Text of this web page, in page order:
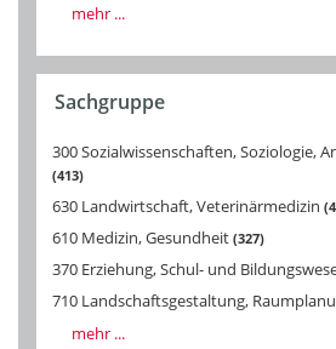
mehr ...
Sachgruppe
300 Sozialwissenschaften, Soziologie,
413
630 Landwirtschaft, Veterinärmedizin
610 Medizin, Gesundheit 327
370 Erziehung, Schul- und
710 Landschaftsgestaltung,
mehr ...